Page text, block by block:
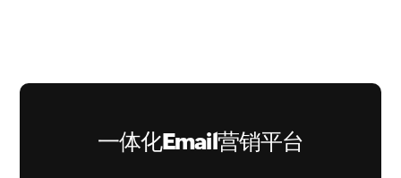
一体化Email营销平台